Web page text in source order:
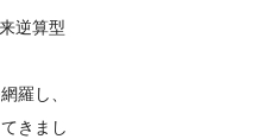
逆算型
羅し、
きまし